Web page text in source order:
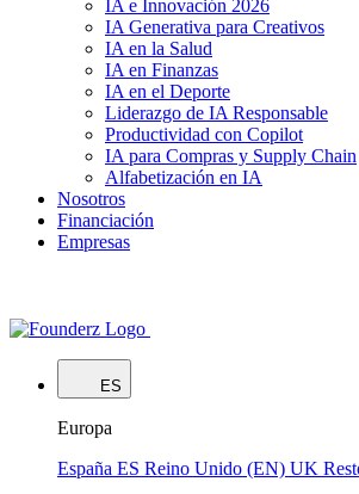
IA e Innovación 2026
IA Generativa para Creativos
IA en la Salud
IA en Finanzas
IA en el Deporte
Liderazgo de IA Responsable
Productividad con Copilot
IA para Compras y Supply Chain
Alfabetización en IA
Nosotros
Financiación
Empresas
ES
Europa
España ES Reino Unido (EN) UK